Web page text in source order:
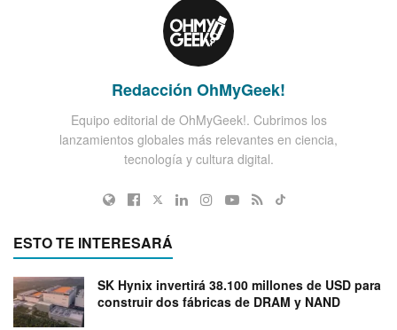
Redacción OhMyGeek!
Equipo editorial de OhMyGeek!. Cubrimos los
lanzamientos globales más relevantes en ciencia,
tecnología y cultura digital.
ESTO TE INTERESARÁ
SK Hynix invertirá 38.100 millones de USD para
construir dos fábricas de DRAM y NAND